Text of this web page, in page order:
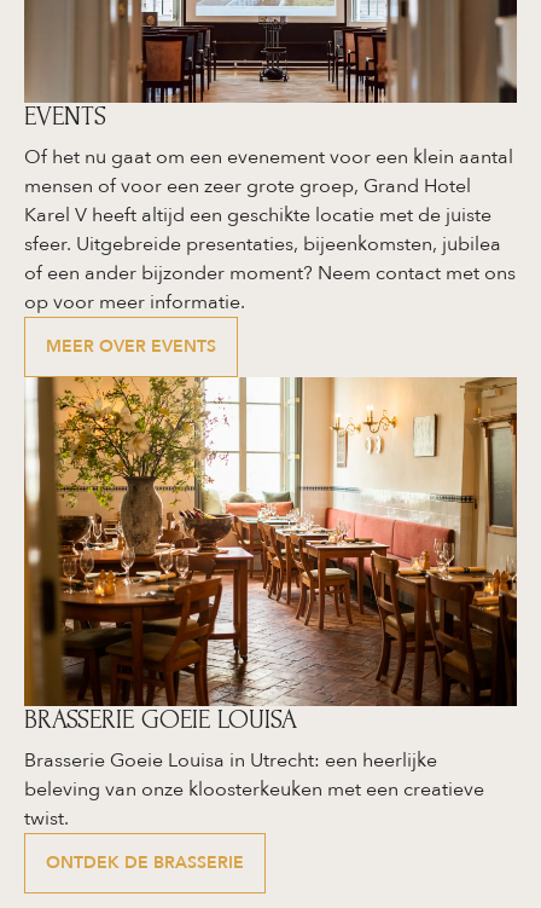
EVENTS
Of het nu gaat om een evenement voor een klein aantal
mensen of voor een zeer grote groep, Grand Hotel
Karel V heeft altijd een geschikte locatie met de juiste
sfeer. Uitgebreide presentaties, bijeenkomsten, jubilea
of een ander bijzonder moment? Neem contact met ons
op voor meer informatie.
MEER OVER EVENTS
BRASSERIE GOEIE LOUISA
Brasserie Goeie Louisa in Utrecht: een heerlijke
beleving van onze kloosterkeuken met een creatieve
twist.
ONTDEK DE BRASSERIE